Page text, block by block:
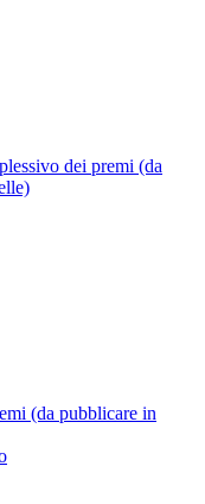
dei premi (da
(da pubblicare in